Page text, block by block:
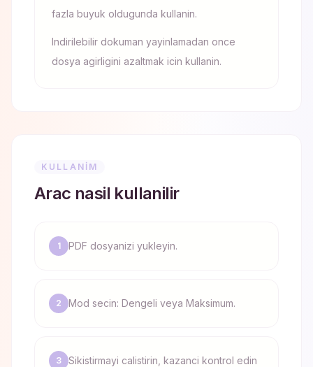
fazla buyuk oldugunda kullanin.
Indirilebilir dokuman yayinlamadan once
dosya agirligini azaltmak icin kullanin.
KULLANIM
Arac nasil kullanilir
1 PDF dosyanizi yukleyin.
2 Mod secin: Dengeli veya Maksimum.
3
Sikistirmayi calistirin, kazanci kontrol edin